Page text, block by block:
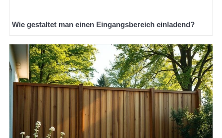
Wie gestaltet man einen Eingangsbereich einladend?